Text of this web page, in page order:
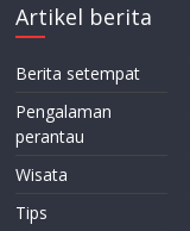
Artikel berita
Berita setempat
Pengalaman
perantau
Wisata
Tips